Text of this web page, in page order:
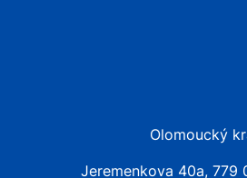
Olomoucký
Jeremenkova 40a, 779